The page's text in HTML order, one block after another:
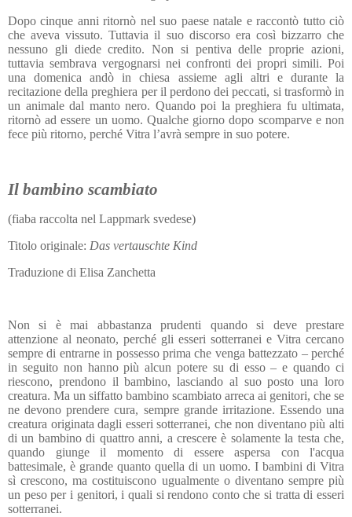
Dopo cinque anni ritornò nel suo paese natale e raccontò tutto ciò
che aveva vissuto. Tuttavia il suo discorso era così bizzarro che
nessuno gli diede credito. Non si pentiva delle proprie azioni,
tuttavia sembrava vergognarsi nei confronti dei propri simili. Poi
una domenica andò in chiesa assieme agli altri e durante la
recitazione della preghiera per il perdono dei peccati, si trasformò in
un animale dal manto nero. Quando poi la preghiera fu ultimata,
ritornò ad essere un uomo. Qualche giorno dopo scomparve e non
fece più ritorno, perché Vitra l’avrà sempre in suo potere.
Il bambino scambiato
(fiaba raccolta nel Lappmark svedese)
Titolo originale: Das vertauschte Kind
Traduzione di Elisa Zanchetta
Non si è mai abbastanza prudenti quando si deve prestare
attenzione al neonato, perché gli esseri sotterranei e Vitra cercano
sempre di entrarne in possesso prima che venga battezzato – perché
in seguito non hanno più alcun potere su di esso – e quando ci
riescono, prendono il bambino, lasciando al suo posto una loro
creatura. Ma un siffatto bambino scambiato arreca ai genitori, che se
ne devono prendere cura, sempre grande irritazione. Essendo una
creatura originata dagli esseri sotterranei, che non diventano più alti
di un bambino di quattro anni, a crescere è solamente la testa che,
quando giunge il momento di essere aspersa con l'acqua
battesimale, è grande quanto quella di un uomo. I bambini di Vitra
sì crescono, ma costituiscono ugualmente o diventano sempre più
un peso per i genitori, i quali si rendono conto che si tratta di esseri
sotterranei.